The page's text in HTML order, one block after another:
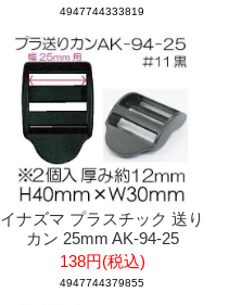
4947744333819
イナズマ プラスチック 送り
カン 25mm AK-94-25
138円(税込)
4947744379855